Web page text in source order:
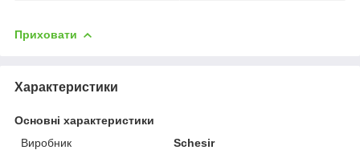
Приховати
Характеристики
Основні характеристики
Виробник
Schesir